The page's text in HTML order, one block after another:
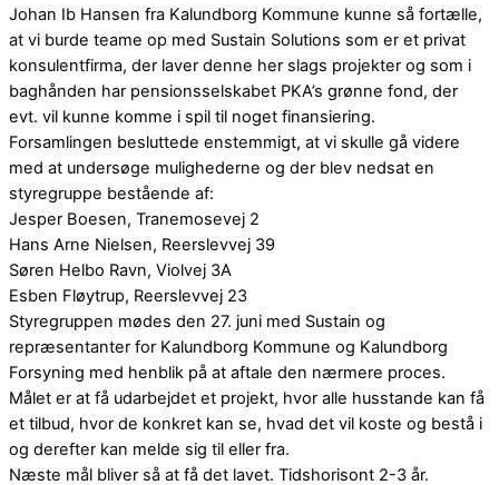
Johan Ib Hansen fra Kalundborg Kommune kunne så fortælle,
at vi burde teame op med Sustain Solutions som er et privat
konsulentfirma, der laver denne her slags projekter og som i
baghånden har pensionsselskabet PKA’s grønne fond, der
evt. vil kunne komme i spil til noget finansiering.
Forsamlingen besluttede enstemmigt, at vi skulle gå videre
med at undersøge mulighederne og der blev nedsat en
styregruppe bestående af:
Jesper Boesen, Tranemosevej 2
Hans Arne Nielsen, Reerslevvej 39
Søren Helbo Ravn, Violvej 3A
Esben Fløytrup, Reerslevvej 23
Styregruppen mødes den 27. juni med Sustain og
repræsentanter for Kalundborg Kommune og Kalundborg
Forsyning med henblik på at aftale den nærmere proces.
Målet er at få udarbejdet et projekt, hvor alle husstande kan få
et tilbud, hvor de konkret kan se, hvad det vil koste og bestå i
og derefter kan melde sig til eller fra.
Næste mål bliver så at få det lavet. Tidshorisont 2-3 år.